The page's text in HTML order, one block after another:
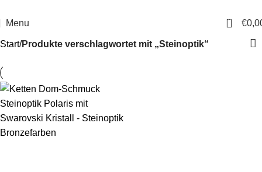
Menu 0 €
Start Produkte verschlagwortet mit „Steinoptik“